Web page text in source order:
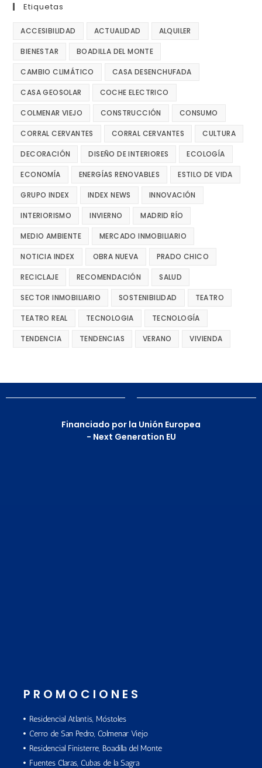
Etiquetas
ACCESIBILIDAD ACTUALIDAD ALQUILER
BIENESTAR BOADILLA DEL MONTE
CAMBIO CLIMÁTICO CASA DESENCHUFADA
CASA GEOSOLAR COCHE ELECTRICO
COLMENAR VIEJO CONSTRUCCIÓN CONSUMO
CORRAL CERVANTES CORRAL CERVANTES CULTURA
DECORACIÓN DISEÑO DE INTERIORES ECOLOGÍA
ECONOMÍA ENERGÍAS RENOVABLES ESTILO DE VIDA
GRUPO INDEX INDEX NEWS INNOVACIÓN
INTERIORISMO INVIERNO MADRID RÍO
MEDIO AMBIENTE MERCADO INMOBILIARIO
NOTICIA INDEX OBRA NUEVA PRADO CHICO
RECICLAJE RECOMENDACIÓN SALUD
SECTOR INMOBILIARIO SOSTENIBILIDAD TEATRO
TEATRO REAL TECNOLOGIA TECNOLOGÍA
TENDENCIA TENDENCIAS VERANO VIVIENDA
Financiado por la Unión Europea
- Next Generation EU
PROMOCIONES
Residencial Atlantis, Móstoles
Cerro de San Pedro, Colmenar Viejo
Residencial Finisterre, Boadilla del Monte
Fuentes Claras, Cubas de la Sagra